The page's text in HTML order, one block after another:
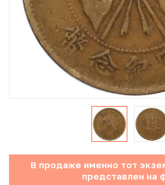
Юбилейные монеты Банка России (с
Памятные и инвестиционные
Иностранные монеты
Неофициальные выпуски монет
Античные и средневековые монеты
Наборы монет
В продаже именно тот
представлен на